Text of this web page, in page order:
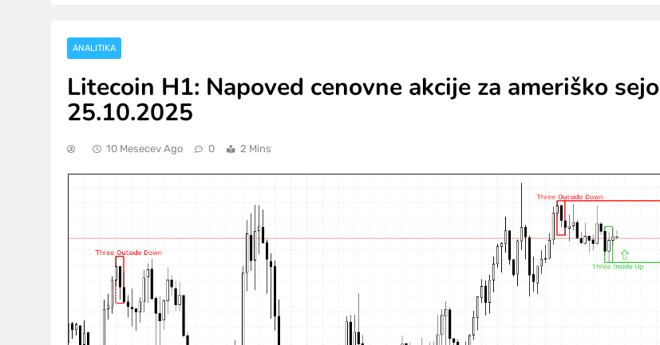
ANALITIKA
Litecoin H1: Napoved cenovne akcije za ameriško sejo
25.10.2025
10 Mesecev Ago 0 2 Mins